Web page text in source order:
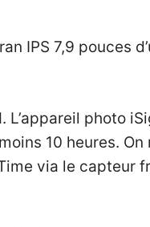
IPS 7,9 pouces
L’appareil photo
10 heures.
via le capteur